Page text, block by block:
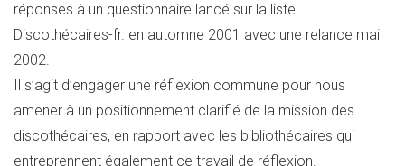
réponses à un questionnaire lancé sur la liste
Discothécaires-fr. en automne 2001 avec une relance mai
2002.
Il s’agit d’engager une réflexion commune pour nous
amener à un positionnement clarifié de la mission des
discothécaires, en rapport avec les bibliothécaires qui
entreprennent également ce travail de réflexion.